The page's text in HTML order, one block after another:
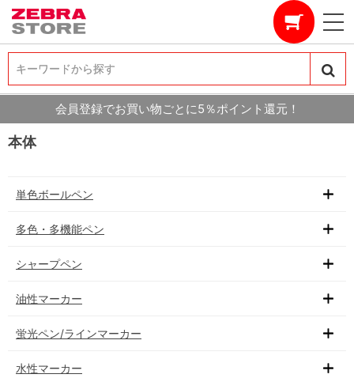
キーワードから探す
キーワードから探す
会員登録でお買い物ごとに5％ポイント還元！
本体
単色ボールペン
多色・多機能ペン
シャープペン
油性マーカー
蛍光ペン/ラインマーカー
水性マーカー